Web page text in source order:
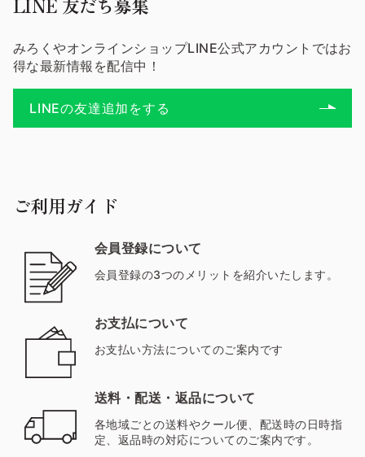
みろくやオンラインショップLINE公式アカウントではお
得な最新情報を配信中！
LINEの友達追加をする
ご利用ガイド
会員登録について
会員登録の3つのメリットを紹介いたします。
お支払について
お支払い方法についてのご案内です
送料・配送・返品について
各地域ごとの送料やクール便、配送時の日時指
定、返品時の対応についてのご案内です。